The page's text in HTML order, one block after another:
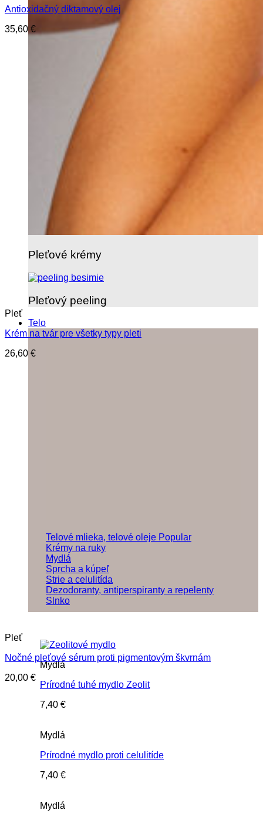
Pleťové krémy
Pleťový peeling
Telo
Telové mlieka, telové oleje
Krémy na ruky
Mydlá
Sprcha a kúpeľ
Strie a celulitída
Dezodoranty, antiperspiranty a repelenty
Slnko
Mydlá
Prírodné tuhé mydlo Zeolit
7,40 €
Mydlá
Prírodné mydlo proti celulitíde
7,40 €
Mydlá
Antioxidačný diktamový olej
35,60 €
Pleť
Krém na tvár pre všetky typy pleti
26,60 €
Pleť
Nočné pleťové sérum proti pigmentovým škvrnám
20,00 €